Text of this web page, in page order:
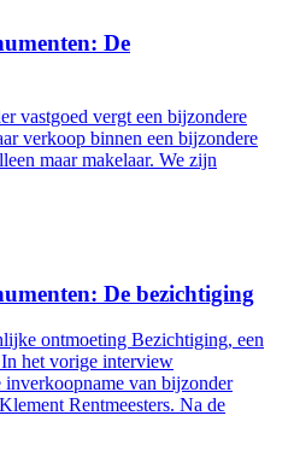
De
vergt een bijzondere
verkoop binnen een bijzondere
maar makelaar. We zijn
De bezichtiging
ontmoeting Bezichtiging, een
het vorige interview
van bijzonder
Rentmeesters. Na de